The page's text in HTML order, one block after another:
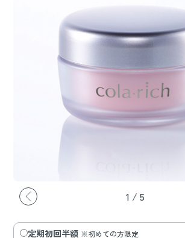
1 / 5
定期初回半額 ※初めての方限定